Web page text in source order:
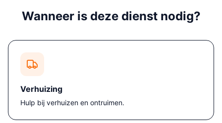
Wanneer is deze dienst nodig?
Verhuizing
Hulp bij verhuizen en ontruimen.